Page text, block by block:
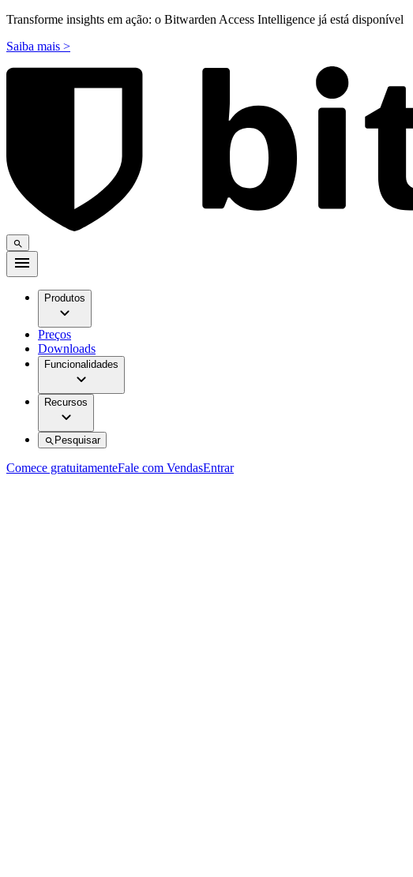
Transforme insights em ação: o Bitwarden Access Intelligence já está disponível
Saiba mais >
Produtos
Preços
Downloads
Funcionalidades
Recursos
Pesquisar
Comece gratuitamenteFale com VendasEntrar